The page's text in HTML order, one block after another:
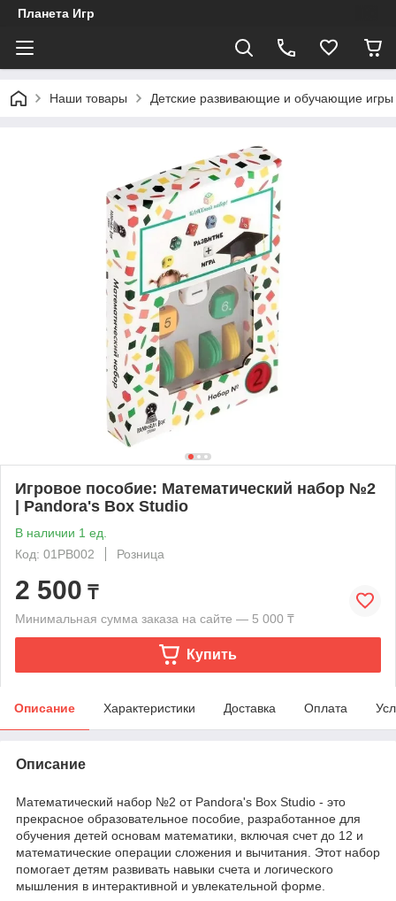
Планета Игр
Наши товары Детские развивающие и обучающие игры
Игровое пособие: Математический набор №2
| Pandora's Box Studio
В наличии 1 ед.
Код: 01PB002
Розница
2 500 ₸
Минимальная сумма заказа на сайте — 5 000 ₸
Купить
Описание Характеристики Доставка Оплата
Описание
Математический набор №2 от Pandora's Box Studio - это
прекрасное образовательное пособие, разработанное для
обучения детей основам математики, включая счет до 12 и
математические операции сложения и вычитания. Этот набор
помогает детям развивать навыки счета и логического
мышления в интерактивной и увлекательной форме.